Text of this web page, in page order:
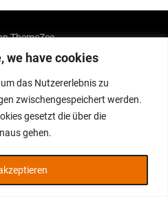
we have cookies
das Nutzererlebnis zu
zwischengespeichert werden.
gesetzt die über die
gehen.
ThemeZee.